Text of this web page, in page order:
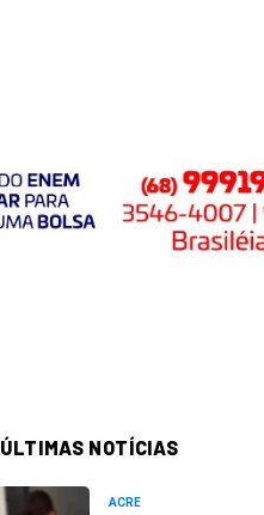
ÚLTIMAS NOTÍCIAS
ACRE